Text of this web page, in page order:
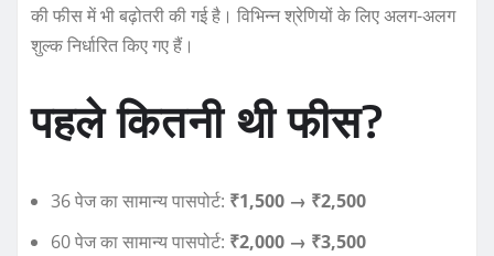
की फीस में भी बढ़ोतरी की गई है। विभिन्न श्रेणियों के लिए अलग-अलग
शुल्क निर्धारित किए गए हैं।
पहले कितनी थी फीस?
36 पेज का सामान्य पासपोर्ट: ₹1,500 → ₹2,500
60 पेज का सामान्य पासपोर्ट: ₹2,000 → ₹3,500